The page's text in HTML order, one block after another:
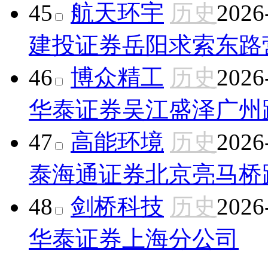
45
航天环宇 历史
建投证券岳阳求索东
46
博众精工 历史
华泰证券吴江盛泽广
47
高能环境 历史
泰海通证券北京亮马
48
剑桥科技 历史
华泰证券上海分公司